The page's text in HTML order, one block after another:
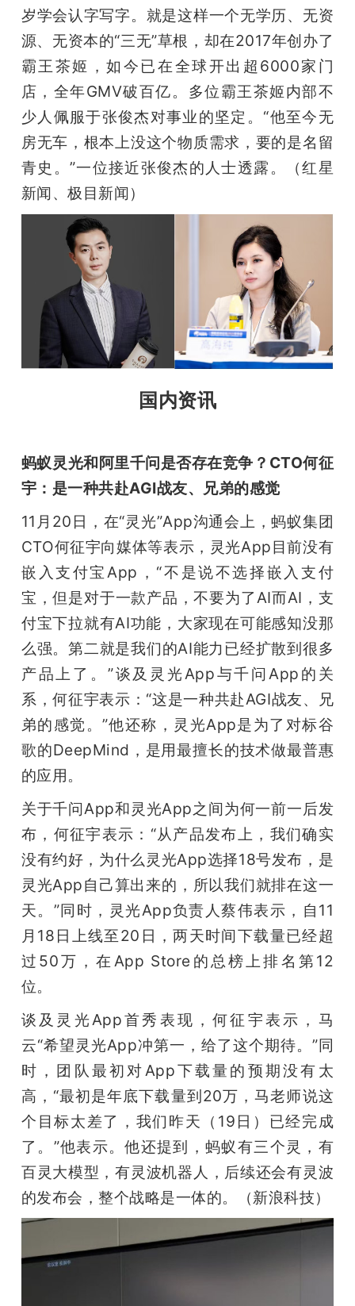
岁学会认字写字。就是这样一个无学历、无资
源、无资本的“三无”草根，却在2017年创办了
霸王茶姬，如今已在全球开出超6000家门
店，全年GMV破百亿。多位霸王茶姬内部不
少人佩服于张俊杰对事业的坚定。“他至今无
房无车，根本上没这个物质需求，要的是名留
青史。”一位接近张俊杰的人士透露。（红星
新闻、极目新闻）
国内资讯
蚂蚁灵光和阿里千问是否存在竞争？CTO何征
宇：是一种共赴AGI战友、兄弟的感觉
11月20日，在“灵光”App沟通会上，蚂蚁集团
CTO何征宇向媒体等表示，灵光App目前没有
嵌入支付宝App，“不是说不选择嵌入支付
宝，但是对于一款产品，不要为了AI而AI，支
付宝下拉就有AI功能，大家现在可能感知没那
么强。第二就是我们的AI能力已经扩散到很多
产品上了。”谈及灵光App与千问App的关
系，何征宇表示：“这是一种共赴AGI战友、兄
弟的感觉。”他还称，灵光App是为了对标谷
歌的DeepMind，是用最擅长的技术做最普惠
的应用。
关于千问App和灵光App之间为何一前一后发
布，何征宇表示：“从产品发布上，我们确实
没有约好，为什么灵光App选择18号发布，是
灵光App自己算出来的，所以我们就排在这一
天。”同时，灵光App负责人蔡伟表示，自11
月18日上线至20日，两天时间下载量已经超
过50万，在App Store的总榜上排名第12
位。
谈及灵光App首秀表现，何征宇表示，马
云“希望灵光App冲第一，给了这个期待。”同
时，团队最初对App下载量的预期没有太
高，“最初是年底下载量到20万，马老师说这
个目标太差了，我们昨天（19日）已经完成
了。”他表示。他还提到，蚂蚁有三个灵，有
百灵大模型，有灵波机器人，后续还会有灵波
的发布会，整个战略是一体的。（新浪科技）